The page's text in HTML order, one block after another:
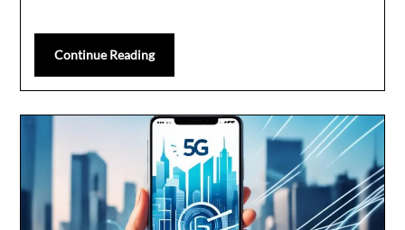
Continue Reading